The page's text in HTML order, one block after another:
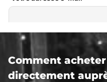
Comment
directement